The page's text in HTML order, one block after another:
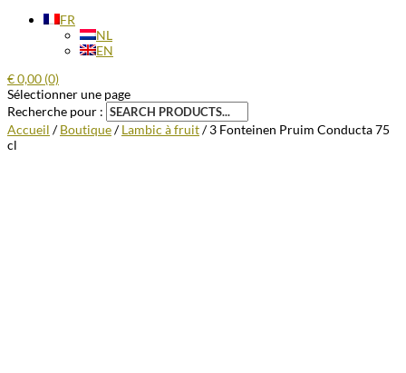
FR
NL
EN
€0,00 (0)
Sélectionner une page
Recherche pour :
Accueil /Boutique/Lambic à fruit/ 3 Fonteinen Pruim Conducta 75
cl